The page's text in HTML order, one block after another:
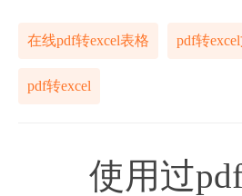
在线pdf转excel表格 pdf转
pdf转excel
使用过pdf